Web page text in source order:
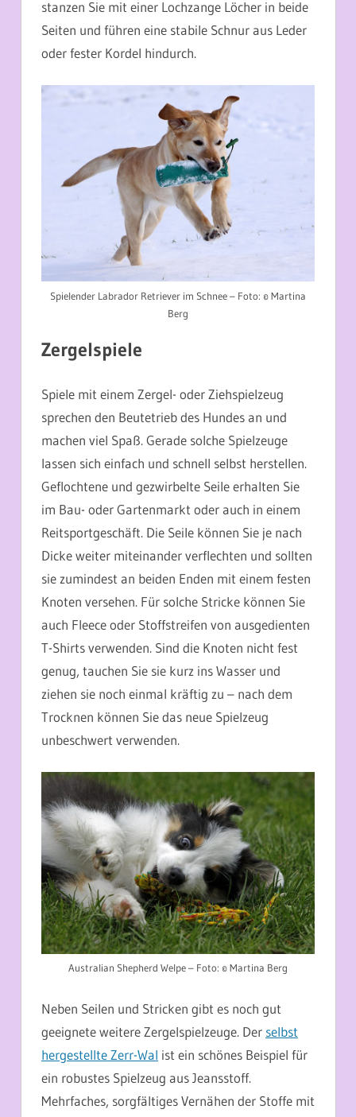
stanzen Sie mit einer Lochzange Löcher in beide
Seiten und führen eine stabile Schnur aus Leder
oder fester Kordel hindurch.
Spielender Labrador Retriever im Schnee – Foto: © Martina
Berg
Zergelspiele
Spiele mit einem Zergel- oder Ziehspielzeug
sprechen den Beutetrieb des Hundes an und
machen viel Spaß. Gerade solche Spielzeuge
lassen sich einfach und schnell selbst herstellen.
Geflochtene und gezwirbelte Seile erhalten Sie
im Bau- oder Gartenmarkt oder auch in einem
Reitsportgeschäft. Die Seile können Sie je nach
Dicke weiter miteinander verflechten und sollten
sie zumindest an beiden Enden mit einem festen
Knoten versehen. Für solche Stricke können Sie
auch Fleece oder Stoffstreifen von ausgedienten
T-Shirts verwenden. Sind die Knoten nicht fest
genug, tauchen Sie sie kurz ins Wasser und
ziehen sie noch einmal kräftig zu – nach dem
Trocknen können Sie das neue Spielzeug
unbeschwert verwenden.
Australian Shepherd Welpe – Foto: © Martina Berg
Neben Seilen und Stricken gibt es noch gut
geeignete weitere Zergelspielzeuge. Der selbst
hergestellte Zerr-Wal ist ein schönes Beispiel für
ein robustes Spielzeug aus Jeansstoff.
Mehrfaches, sorgfältiges Vernähen der Stoffe mit